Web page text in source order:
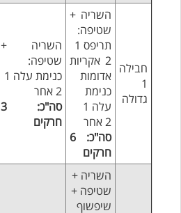
חבילה
1
גדולה
השריה +
שטיפה:
תריפס 1
2 אקריות
אדומות
כנימת
עלה 1
2 אחר
סה"כ: 6
חרקים
השריה +
שטיפה:
כנימת עלה 1
2 אחר
סה"כ: 3
חרקים
השריה +
שטיפה +
שיפשוף